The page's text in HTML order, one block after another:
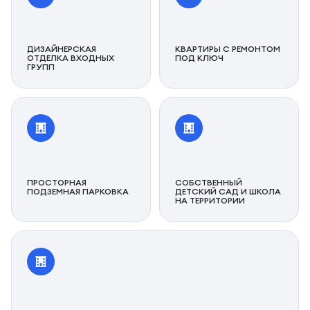
ДИЗАЙНЕРСКАЯ
ОТДЕЛКА ВХОДНЫХ
ГРУПП
КВАРТИРЫ С РЕМОНТОМ
ПОД КЛЮЧ
ПРОСТОРНАЯ
ПОДЗЕМНАЯ ПАРКОВКА
СОБСТВЕННЫЙ
ДЕТСКИЙ САД И ШКОЛА
НА ТЕРРИТОРИИ